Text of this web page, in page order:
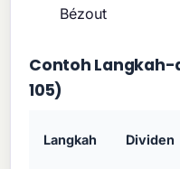
Bézout
Contoh
105)
Langkah Dividen